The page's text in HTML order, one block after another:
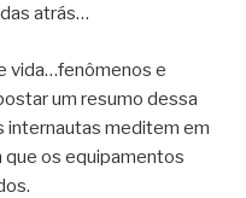
atrás…
vida…fenômenos e
um resumo dessa
internautas meditem em
que os equipamentos